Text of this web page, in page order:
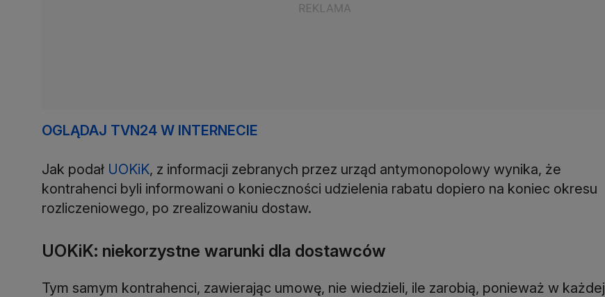
OGLĄDAJ TVN24 W INTERNECIE
Jak podał UOKiK, z informacji zebranych przez urząd antymonopolowy wynika, że
kontrahenci byli informowani o konieczności udzielenia rabatu dopiero na koniec okresu
rozliczeniowego, po zrealizowaniu dostaw.
UOKiK: niekorzystne warunki dla dostawców
Tym samym kontrahenci, zawierając umowę, nie wiedzieli, ile zarobią, ponieważ w każdej